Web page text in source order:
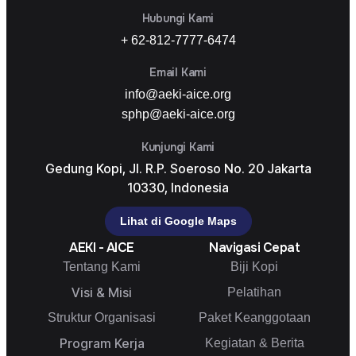
Hubungi Kami
+ 62-812-7777-6474
Email Kami
info@aeki-aice.org
sphp@aeki-aice.org
Kunjungi Kami
Gedung Kopi, Jl. R.P. Soeroso No. 20 Jakarta
10330, Indonesia
Lihat di Google Maps
AEKI - AICE
Tentang Kami
Visi & Misi
Struktur Organisasi
Program Kerja
Navigasi Cepat
Biji Kopi
Pelatihan
Paket Keanggotaan
Kegiatan & Berita